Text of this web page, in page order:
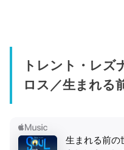
トレント・レズ
ロス／生まれる